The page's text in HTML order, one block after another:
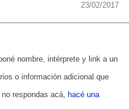
23/02/2017
nombre, intérprete y link a un
o información adicional que
respondas acá, hacé una